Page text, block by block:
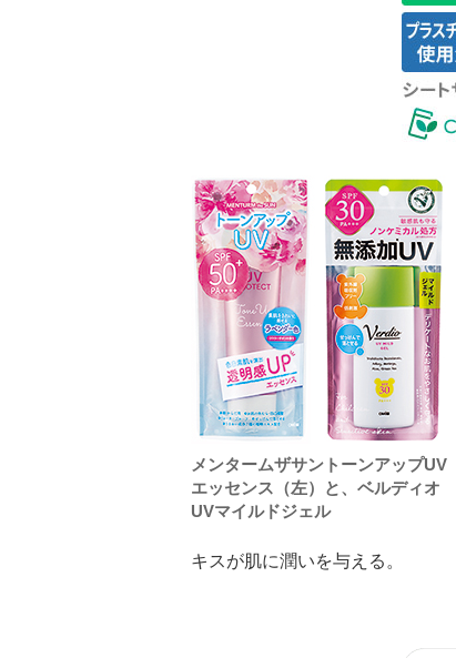
メンタームザサントーンアップUV
エッセンス（左）と、ベルディオ
UVマイルドジェル
キスが肌に潤いを与える。